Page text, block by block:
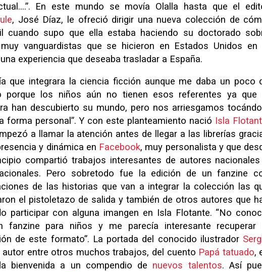
En este mundo se movía Olalla hasta que el
, José Díaz, le ofreció dirigir una nueva colección de
cuando supo que ella estaba haciendo su doctorado
vanguardistas que se hicieron en Estados Unidos en
experiencia que deseaba trasladar a España.
que integrara la ciencia ficción aunque me daba un poco
porque los niños aún no tienen esos referentes ya que
han descubierto su mundo, pero nos arriesgamos
forma personal”. Y con este planteamiento nació Isla
a llamar la atención antes de llegar a las librerías
y dinámica en Facebook, muy personalista y que
compartió trabajos interesantes de autores
Pero sobretodo fue la edición de un fanzine
de las historias que van a integrar la colección las
el pistoletazo de salida y también de otros autores que
participar con alguna imangen en Isla Flotante. “No
fanzine para niños y me parecía interesante recuperar
de este formato”. La portada del conocido ilustrador
autor entre otros muchos trabajos, del cuento Papá tatuado,
bienvenida a un compendio de nuevos talentos. Así